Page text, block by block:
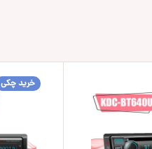
خرید چکی